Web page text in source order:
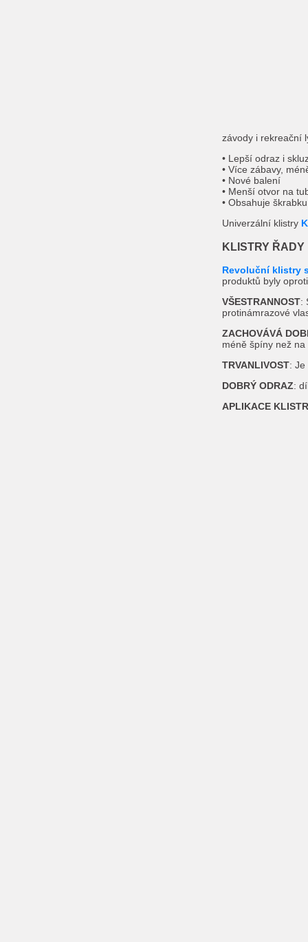
závody i rekreační
• Lepší odraz i
• Více zábavy,
• Nové balení
• Menší otvor na
• Obsahuje škrabku
Univerzální klistry
KLISTRY ŘADY
Revoluční klistry
produktů byly
VŠESTRANNOST:
protinámrazové
ZACHOVÁVÁ
méně špíny než
TRVANLIVOST: Je
DOBRÝ ODRAZ:
APLIKACE